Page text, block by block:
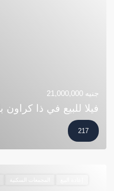
جنيه 21,000,000
فيلا للبيع في ذا كراون
217
المجمعات السكنية